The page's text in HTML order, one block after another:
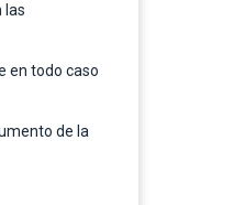
las
en todo caso
de la